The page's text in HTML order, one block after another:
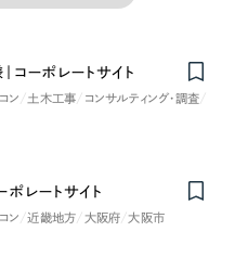
コーポレートサイト
ン 土木工事
コンサルティング・調査
レートサイト
ン 近畿地方 大阪府 大阪市